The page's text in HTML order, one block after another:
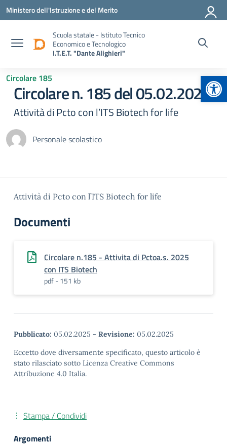
Vai ai contenuti
Vai al menu di navigazione
Vai al footer
Ministero dell'Istruzione e del Merito
Scuola statale - Istituto Tecnico
Economico e Tecnologico
I.T.E.T. "Dante Alighieri"
Circolare 185
Circolare n. 185 del 05.02.2025
Attività di Pcto con l’ITS Biotech for life
Personale scolastico
Attività di Pcto con l’ITS Biotech for life
Documenti
Circolare n.185 - Attivita di Pctoa.s. 2025
con ITS Biotech
pdf - 151 kb
Pubblicato: 05.02.2025 - Revisione: 05.02.2025
Eccetto dove diversamente specificato, questo articolo è
stato rilasciato sotto Licenza Creative Commons
Attribuzione 4.0 Italia.
Stampa / Condividi
Argomenti